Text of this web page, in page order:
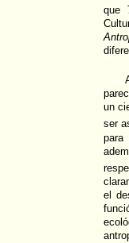
que
un
ser
para
el